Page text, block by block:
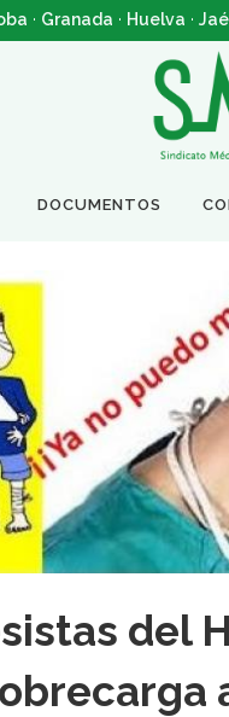
· Granada · Huelva ·
DOCUMENTOS
del